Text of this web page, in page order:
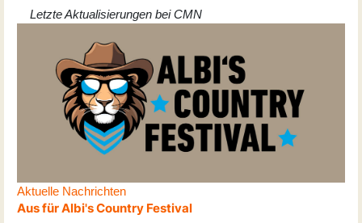
Letzte Aktualisierungen bei CMN
Aktuelle Nachrichten
Aus für Albi's Country Festival